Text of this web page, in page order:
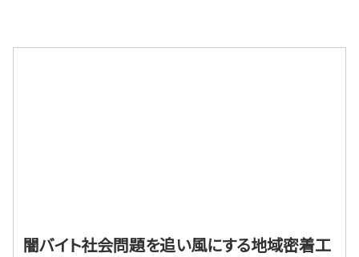
闇バイト社会問題を追い風にする地域密着工